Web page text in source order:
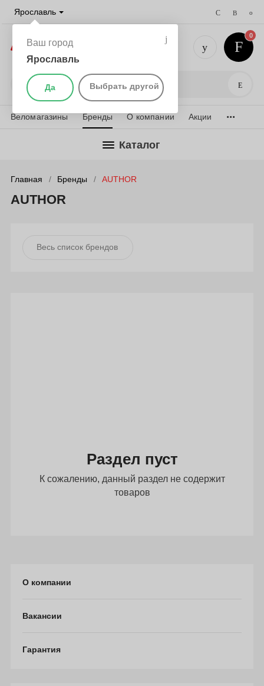
Ярославль
Ваш город
Ярославль
Да Выбрать другой Поиск
+7
0
Веломагазины Бренды О компании Акции ...
Каталог
Главная Бренды AUTHOR
AUTHOR
Весь список брендов
Раздел пуст
К сожалению, данный раздел не содержит
товаров
О компании
Вакансии
Гарантия